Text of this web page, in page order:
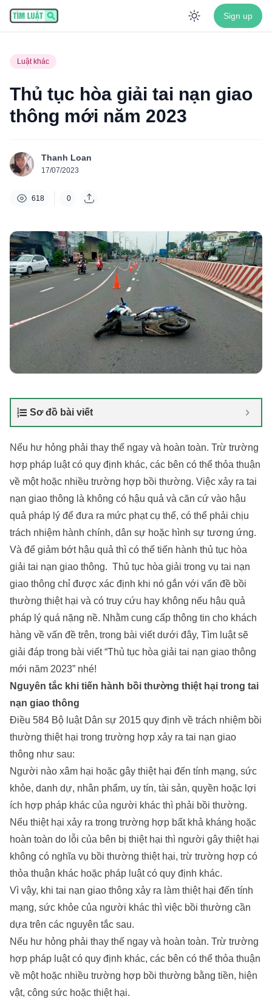
Enable
Sign up
Luật khác
Thủ tục hòa giải tai nạn giao
thông mới năm 2023
Thanh Loan
17/07/2023
618 0
Sơ đồ bài viết
Nếu hư hỏng phải thay thế ngay và hoàn toàn. Trừ trường
hợp pháp luật có quy định khác, các bên có thể thỏa thuận
về một hoặc nhiều trường hợp bồi thường. Việc xảy ra tai
nạn giao thông là không có hậu quả và căn cứ vào hậu
quả pháp lý để đưa ra mức phạt cụ thể, có thể phải chịu
trách nhiệm hành chính, dân sự hoặc hình sự tương ứng.
Và để giảm bớt hậu quả thì có thể tiến hành thủ tục hòa
giải tai nạn giao thông. Thủ tục hòa giải trong vụ tai nạn
giao thông chỉ được xác định khi nó gắn với vấn đề bồi
thường thiệt hại và có truy cứu hay không nếu hậu quả
pháp lý quá nặng nề. Nhằm cung cấp thông tin cho khách
hàng về vấn đề trên, trong bài viết dưới đây, Tìm luậtsẽ
giải đáp trong bài viết “Thủ tục hòa giải tai nạn giao thông
mới năm 2023” nhé!
Nguyên tắc khi tiến hành bồi thường thiệt hại trong tai
nạn giao thông
Điều 584 Bộ luật Dân sự 2015 quy định về trách nhiệm bồi
thường thiệt hại trong trường hợp xảy ra tai nạn giao
thông như sau:
Người nào xâm hại hoặc gây thiệt hại đến tính mạng, sức
khỏe, danh dự, nhân phẩm, uy tín, tài sản, quyền hoặc lợi
ích hợp pháp khác của người khác thì phải bồi thường.
Nếu thiệt hại xảy ra trong trường hợp bất khả kháng hoặc
hoàn toàn do lỗi của bên bị thiệt hại thì người gây thiệt hại
không có nghĩa vụ bồi thường thiệt hại, trừ trường hợp có
thỏa thuận khác hoặc pháp luật có quy định khác.
Vì vậy, khi tai nạn giao thông xảy ra làm thiệt hại đến tính
mạng, sức khỏe của người khác thì việc bồi thường cần
dựa trên các nguyên tắc sau.
Nếu hư hỏng phải thay thế ngay và hoàn toàn. Trừ trường
hợp pháp luật có quy định khác, các bên có thể thỏa thuận
về một hoặc nhiều trường hợp bồi thường bằng tiền, hiện
vật, công sức hoặc thiệt hại.